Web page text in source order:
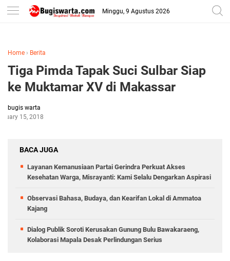
-->
Minggu, 9 Agustus 2026
Home › Berita
Tiga Pimda Tapak Suci Sulbar Siap
ke Muktamar XV di Makassar
bugis warta
15, 2018
BACA JUGA
Layanan Kemanusiaan Partai Gerindra Perkuat Akses
Kesehatan Warga, Misrayanti: Kami Selalu Dengarkan Aspirasi
Observasi Bahasa, Budaya, dan Kearifan Lokal di Ammatoa
Kajang
Dialog Publik Soroti Kerusakan Gunung Bulu Bawakaraeng,
Kolaborasi Mapala Desak Perlindungan Serius